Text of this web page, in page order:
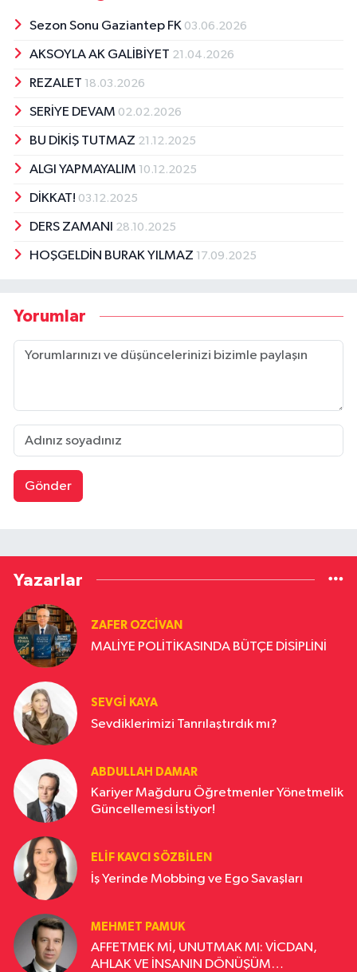
Sezon Sonu Gaziantep FK 03.06.2026
AKSOYLA AK GALİBİYET 21.04.2026
REZALET 18.03.2026
SERİYE DEVAM 02.02.2026
BU DİKİŞ TUTMAZ 21.12.2025
ALGI YAPMAYALIM 10.12.2025
DİKKAT! 03.12.2025
DERS ZAMANI 28.10.2025
HOŞGELDİN BURAK YILMAZ 17.09.2025
Yorumlar
Gönder
Yazarlar
ZAFER OZCIVAN
MALİYE POLİTİKASINDA BÜTÇE DİSİPLİNİ
SEVGI KAYA
Sevdiklerimizi Tanrılaştırdık mı?
ABDULLAH DAMAR
Kariyer Mağduru Öğretmenler Yönetmelik
Güncellemesi İstiyor!
ELIF KAVCI SÖZBILEN
İş Yerinde Mobbing ve Ego Savaşları
MEHMET PAMUK
AFFETMEK Mİ, UNUTMAK MI: VİCDAN,
AHLAK VE İNSANIN DÖNÜŞÜM